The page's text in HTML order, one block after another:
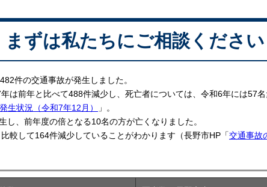
まずは私たちにご相談ください
件の交通事故が発生しました。
は前年と比べて488件減少し、死亡者については、令和6年には57
生状況（令和7年12月）
」。
、前年度の倍となる10名の方が亡くなりました。
較して164件減少していることがわかります（長野市HP「交通事故